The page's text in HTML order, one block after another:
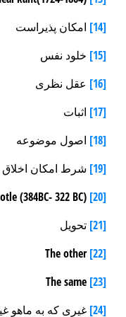
[14]
امکان پذیراست
[15]
خلود نفس
[16]
عقل نظری
[17]
اثبات
[18]
اصول موضوعە
[19]
شرط امکان اخلاق
[20]
[21]
تحویل
[22]
The other
[23]
[24]
غیری کە بە ماهو